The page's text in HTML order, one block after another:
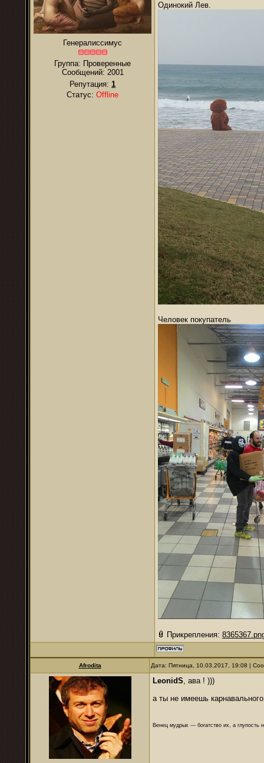
Генералиссимус
Группа: Проверенные
Сообщений: 2001
Репутация: 1
Статус: Offline
Одинокий Лев.
Человек покупатель
Прикрепления:
Afrodita Дата: Пятница, 10.03.2017, 19:08 |
LeonidS, ава ! )))
а ты не имеешь
Венец мудрых — богатство их, а глупость